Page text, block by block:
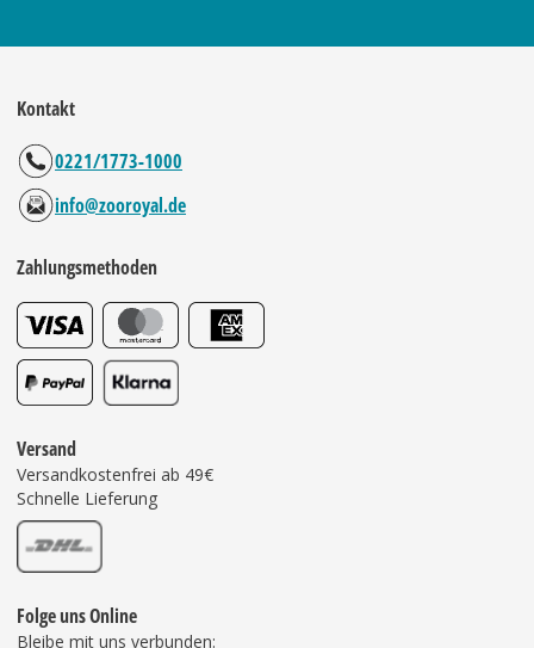
Kontakt
0221/1773-1000
info@zooroyal.de
Zahlungsmethoden
Versand
Versandkostenfrei ab 49€
Schnelle Lieferung
Folge uns Online
Bleibe mit uns verbunden: